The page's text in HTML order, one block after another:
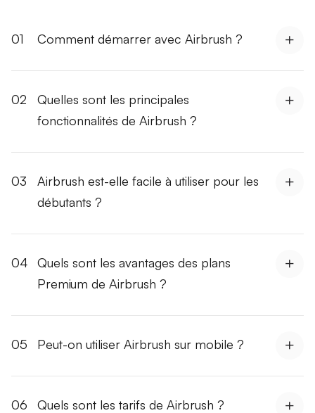
01 Comment démarrer avec Airbrush ?
02
Quelles sont les principales
fonctionnalités de Airbrush ?
03
Airbrush est-elle facile à utiliser pour les
débutants ?
04
Quels sont les avantages des plans
Premium de Airbrush ?
05 Peut-on utiliser Airbrush sur mobile ?
06 Quels sont les tarifs de Airbrush ?